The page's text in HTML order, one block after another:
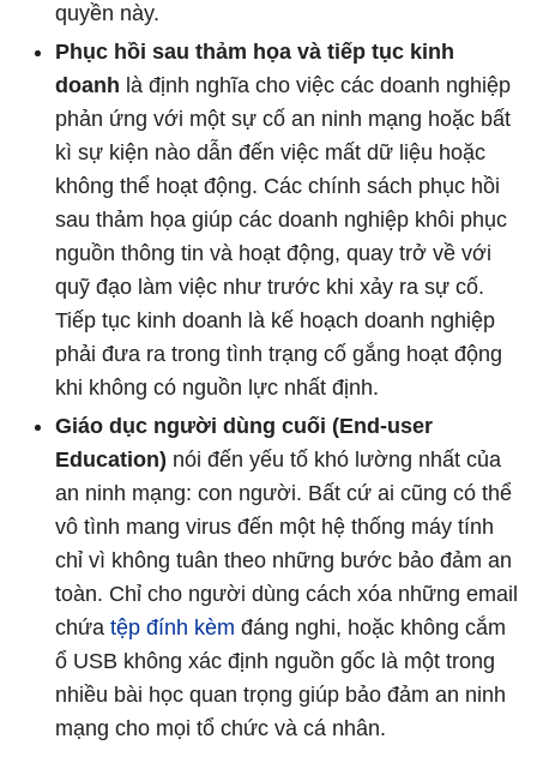
quyền này.
Phục hồi sau thảm họa và tiếp tục kinh
doanh là định nghĩa cho việc các doanh nghiệp
phản ứng với một sự cố an ninh mạng hoặc bất
kì sự kiện nào dẫn đến việc mất dữ liệu hoặc
không thể hoạt động. Các chính sách phục hồi
sau thảm họa giúp các doanh nghiệp khôi phục
nguồn thông tin và hoạt động, quay trở về với
quỹ đạo làm việc như trước khi xảy ra sự cố.
Tiếp tục kinh doanh là kế hoạch doanh nghiệp
phải đưa ra trong tình trạng cố gắng hoạt động
khi không có nguồn lực nhất định.
Giáo dục người dùng cuối (End-user
Education) nói đến yếu tố khó lường nhất của
an ninh mạng: con người. Bất cứ ai cũng có thể
vô tình mang virus đến một hệ thống máy tính
chỉ vì không tuân theo những bước bảo đảm an
toàn. Chỉ cho người dùng cách xóa những email
chứa tệp đính kèm đáng nghi, hoặc không cắm
ổ USB không xác định nguồn gốc là một trong
nhiều bài học quan trọng giúp bảo đảm an ninh
mạng cho mọi tổ chức và cá nhân.